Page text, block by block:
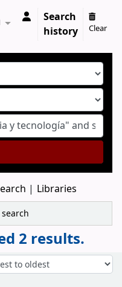
Search
history
Clear
Libraries
2 results.